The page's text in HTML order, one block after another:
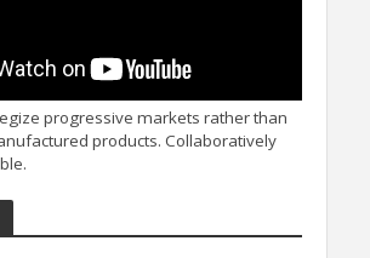
progressive markets rather than
products. Collaboratively